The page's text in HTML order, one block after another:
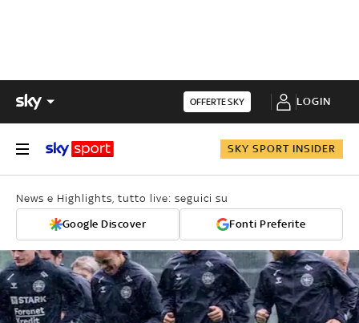
OFFERTE SKY LOGIN
SKY SPORT INSIDER
News e Highlights, tutto live: seguici su
Google Discover Fonti Preferite